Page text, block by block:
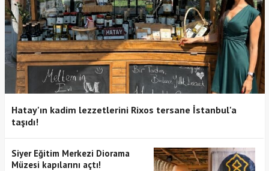
Hatay'ın kadim lezzetlerini Rixos tersane İstanbul'a
taşıdı!
Siyer Eğitim Merkezi Diorama
Müzesi kapılarını açtı!